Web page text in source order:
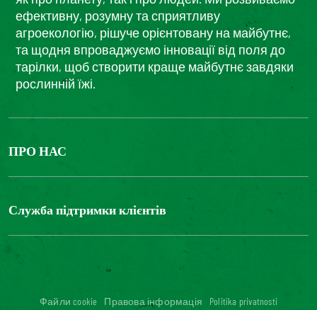
ефективну, розумну та сприятливу
агроекологію, рішуче орієнтовану на майбутнє,
та щодня впроваджуємо інновації від поля до
тарілки, щоб створити краще майбутнє завдяки
рослинній їжі.
ПРО НАС
The Bonduelle group
Служба підтримки клієнтів
Зв'яжіться з нами
Цифрова доступність: невідповідність
Файли cookie Правова інформація Politika privatnosti